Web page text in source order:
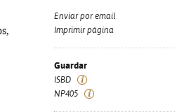
Enviar por email
Imprimir página
Guardar
ISBD
NP405